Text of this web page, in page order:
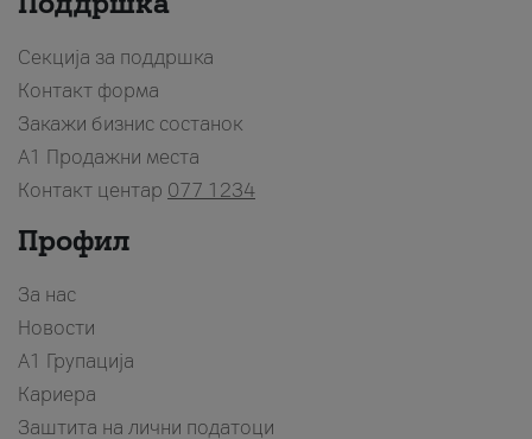
Секција за поддршка
Контакт форма
Закажи бизнис состанок
A1 Продажни места
Контакт центар 077 1234
Профил
За нас
Новости
А1 Групација
Кариера
Заштита на лични податоци